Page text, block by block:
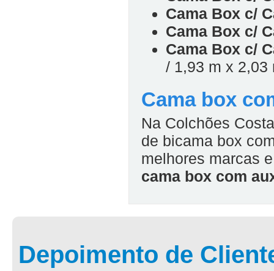
Cama Box c/
Cama Box c/
Cama Box c/
/ 1,93 m x
Cama box
Na Colchões
de bicama box
melhores marcas
cama box com
Depoimento de